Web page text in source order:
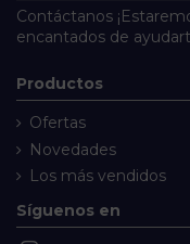
Contáctanos
encantados de
Productos
Ofertas
Novedades
Los más vendidos
Síguenos en